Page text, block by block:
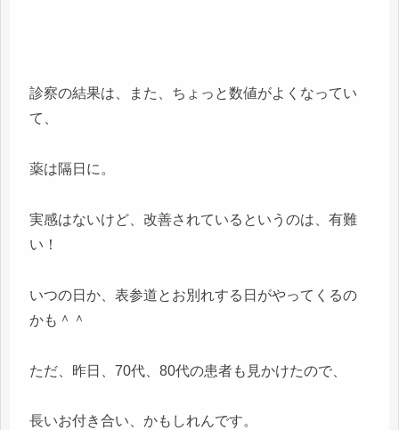
診察の結果は、また、ちょっと数値がよくなってい
て、
薬は隔日に。
実感はないけど、改善されているというのは、有難
い！
いつの日か、表参道とお別れする日がやってくるの
かも＾＾
ただ、昨日、70代、80代の患者も見かけたので、
長いお付き合い、かもしれんです。